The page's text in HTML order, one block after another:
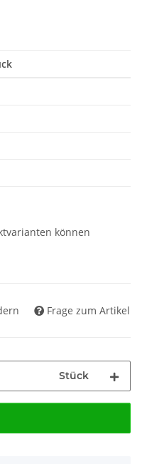
können
Frage zum Artikel
Stück